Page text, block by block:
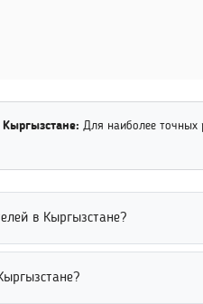
Для наиболее точных
в Кыргызстане?
только в рамках